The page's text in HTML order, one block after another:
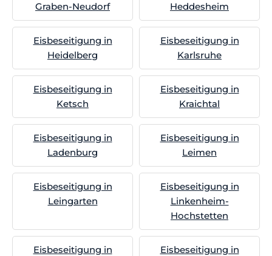
Graben-Neudorf
Heddesheim
Eisbeseitigung in
Heidelberg
Eisbeseitigung in
Karlsruhe
Eisbeseitigung in
Ketsch
Eisbeseitigung in
Kraichtal
Eisbeseitigung in
Ladenburg
Eisbeseitigung in
Leimen
Eisbeseitigung in
Leingarten
Eisbeseitigung in
Linkenheim-
Hochstetten
Eisbeseitigung in
Eisbeseitigung in